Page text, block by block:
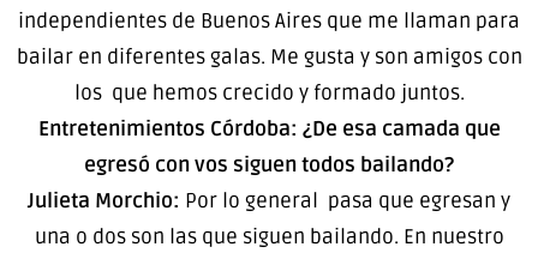
independientes de Buenos Aires que me llaman para
bailar en diferentes galas. Me gusta y son amigos con
los que hemos crecido y formado juntos.
Entretenimientos Córdoba: ¿De esa camada que
egresó con vos siguen todos bailando?
Julieta Morchio: Por lo general pasa que egresan y
una o dos son las que siguen bailando. En nuestro